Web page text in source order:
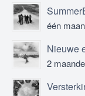
één
Nieuwe
2